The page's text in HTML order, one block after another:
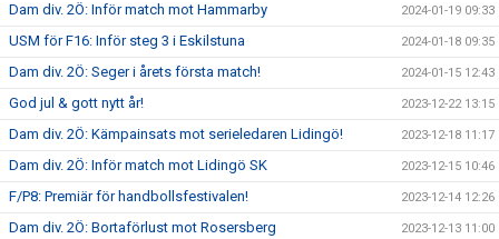
Dam div. 2Ö: Inför match mot Hammarby 2024-01-19 09:33
USM för F16: Inför steg 3 i Eskilstuna 2024-01-18 09:35
Dam div. 2Ö: Seger i årets första match! 2024-01-15 12:43
God jul & gott nytt år! 2023-12-22 13:15
Dam div. 2Ö: Kämpainsats mot serieledaren Lidingö! 2023-12-18 11:17
Dam div. 2Ö: Inför match mot Lidingö SK 2023-12-15 10:46
F/P8: Premiär för handbollsfestivalen! 2023-12-14 12:26
Dam div. 2Ö: Bortaförlust mot Rosersberg 2023-12-13 11:00